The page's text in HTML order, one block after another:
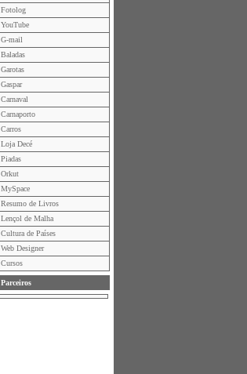
Fotolog
YouTube
G-mail
Baladas
Garotas
Gaspar
Carnaval
Carnaporto
Carros
Loja Decé
Piadas
Orkut
MySpace
Resumo de Livros
Lençol de Malha
Cultura de Países
Web Designer
Cursos
Parceiros